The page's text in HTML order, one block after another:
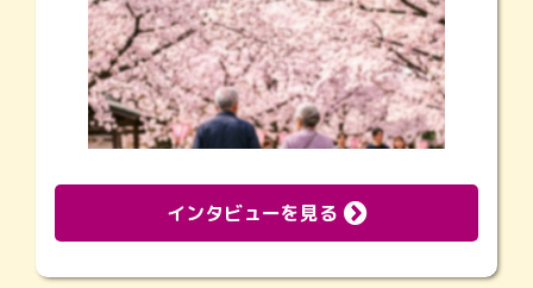
インタビューを見る